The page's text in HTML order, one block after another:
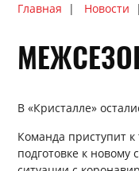
Главная Новости
В «Кристалле»
Команда приступит к
подготовке к новому